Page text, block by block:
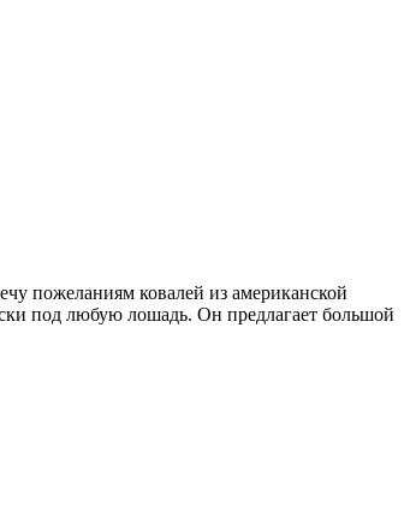
пожеланиям ковалей из американской
под любую лошадь. Он предлагает большой